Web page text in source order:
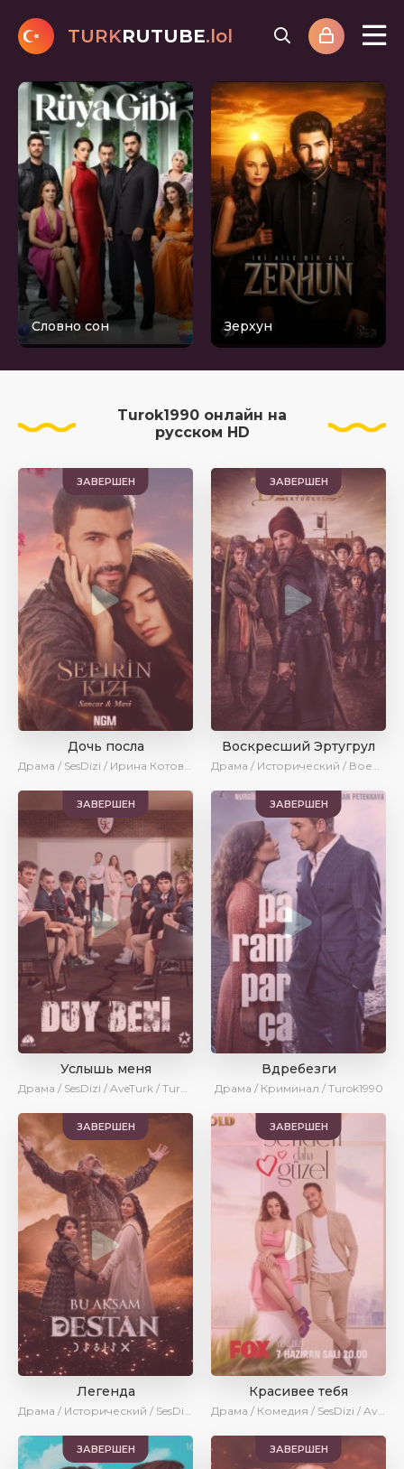
TURKRUTUBE.lol
Словно сон Зерхун
Turok1990 онлайн на
русском HD
ЗАВЕРШЕН
Дочь посла
Драма / SesDizi / Ирина Котова / AveTurk / Turok1990
ЗАВЕРШЕН
Воскресший Эртугрул
Драма / Исторический / Военный / Turok1990
ЗАВЕРШЕН
Услышь меня
Драма / SesDizi / AveTurk / Turok1990
ЗАВЕРШЕН
Вдребезги
Драма / Криминал / Turok1990
ЗАВЕРШЕН
Легенда
Драма / Исторический / SesDizi / Ирина Котова / AveTurk / Turok1990
ЗАВЕРШЕН
Красивее тебя
Драма / Комедия / SesDizi / AveTurk / Turok1990
ЗАВЕРШЕН ЗАВЕРШЕН